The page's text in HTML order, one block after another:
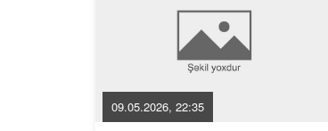
09.05.2026, 22:35